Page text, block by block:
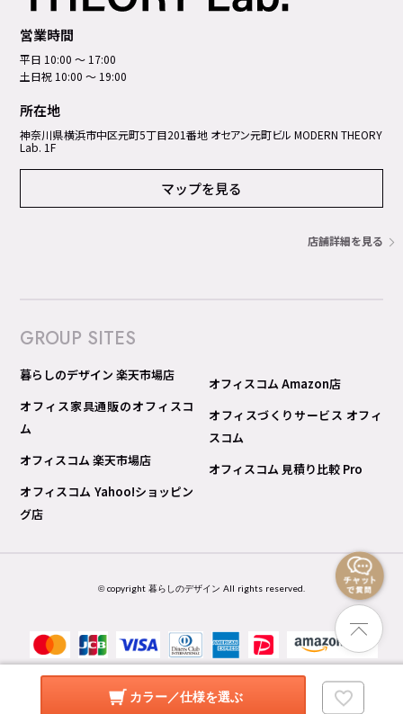
カラー／仕様を選ぶ
営業時間
平日 10:00 ～ 17:00
土日祝 10:00 ～ 19:00
所在地
神奈川県横浜市中区元町5丁⽬201番地 オセアン元町ビル MODERN THEORY
Lab. 1F
マップを見る
店舗詳細を見る
GROUP SITES
暮らしのデザイン 楽天市場店
オフィス家具通販のオフィスコ
ム
オフィスコム 楽天市場店
オフィスコム Yahoo!ショッピン
グ店
オフィスコム Amazon店
オフィスづくりサービス オフィ
スコム
オフィスコム 見積り比較 Pro
© copyright 暮らしのデザイン All rights reserved.